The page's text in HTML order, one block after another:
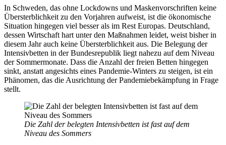
In Schweden, das ohne Lockdowns und Maskenvorschriften keine
Übersterblichkeit zu den Vorjahren aufweist, ist die ökonomische
Situation hingegen viel besser als im Rest Europas. Deutschland,
dessen Wirtschaft hart unter den Maßnahmen leidet, weist bisher in
diesem Jahr auch keine Übersterblichkeit aus. Die Belegung der
Intensivbetten in der Bundesrepublik liegt nahezu auf dem Niveau
der Sommermonate. Dass die Anzahl der freien Betten hingegen
sinkt, anstatt angesichts eines Pandemie-Winters zu steigen, ist ein
Phänomen, das die Ausrichtung der Pandemiebekämpfung in Frage
stellt.
Die Zahl der belegten Intensivbetten ist fast auf dem
Niveau des Sommers